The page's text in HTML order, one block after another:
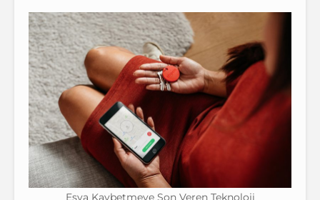
Eşya Kaybetmeye Son Veren Teknoloji